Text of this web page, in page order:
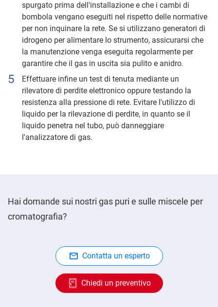
spurgato prima dell'installazione e che i cambi di
bombola vengano eseguiti nel rispetto delle normative
per non inquinare la rete. Se si utilizzano generatori di
idrogeno per alimentare lo strumento, assicurarsi che
la manutenzione venga eseguita regolarmente per
garantire che il gas in uscita sia pulito e anidro.
Effettuare infine un test di tenuta mediante un
rilevatore di perdite elettronico oppure testando la
resistenza alla pressione di rete. Evitare l'utilizzo di
liquido per la rilevazione di perdite, in quanto se il
liquido penetra nel tubo, può danneggiare
l'analizzatore di gas.
Hai domande sui nostri gas puri e sulle miscele per
cromatografia?
Contatta un esperto
Chiedi un preventivo